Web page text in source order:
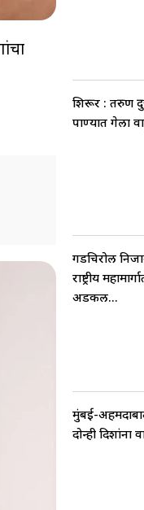
शिरूर : तरुण
पाण्यात गेला
गडचिरोली
राष्ट्रीय
अडकली...
मुंबई-अहमदाबाद
दोन्ही दिशांना